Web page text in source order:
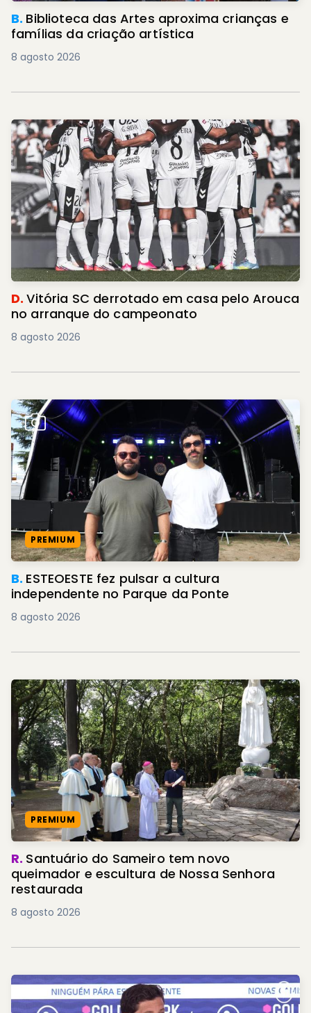
B. Biblioteca das Artes aproxima crianças e
famílias da criação artística
8 agosto 2026
D.Vitória SC derrotado em casa pelo Arouca
no arranque do campeonato
8 agosto 2026
PREMIUM
B. ESTEOESTE fez pulsar a cultura
independente no Parque da Ponte
8 agosto 2026
PREMIUM
R. Santuário do Sameiro tem novo
queimador e escultura de Nossa Senhora
restaurada
8 agosto 2026